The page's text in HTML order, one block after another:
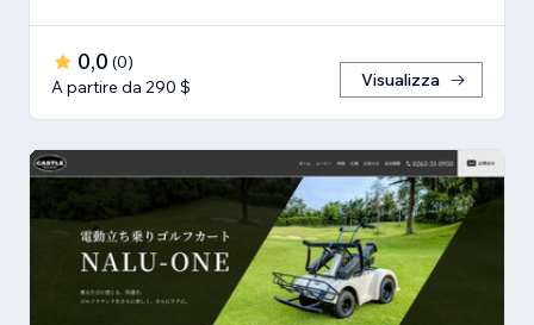
0,0 (0)
A partire da 290 $
Visualizza